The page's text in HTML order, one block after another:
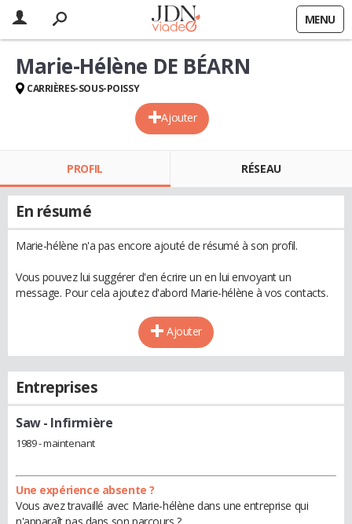
MENU
Ajouter
Marie-Hélène DE BÉARN
CARRIÈRES-SOUS-POISSY
PROFIL RÉSEAU
En résumé
Marie-hélène n'a pas encore ajouté de résumé à son profil.
Vous pouvez lui suggérer d'en écrire un en lui envoyant un
message. Pour cela ajoutez d'abord Marie-hélène à vos contacts.
Ajouter
Entreprises
Saw- Infirmière
1989 - maintenant
Une expérience absente ?
Vous avez travaillé avec Marie-hélène dans une entreprise qui